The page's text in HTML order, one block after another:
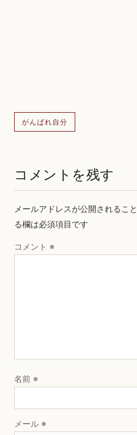
がんばれ自分
コメントを残す
メールアドレスが公開されるこ
る欄は必須項目です
コメント ※
名前 ※
メール ※